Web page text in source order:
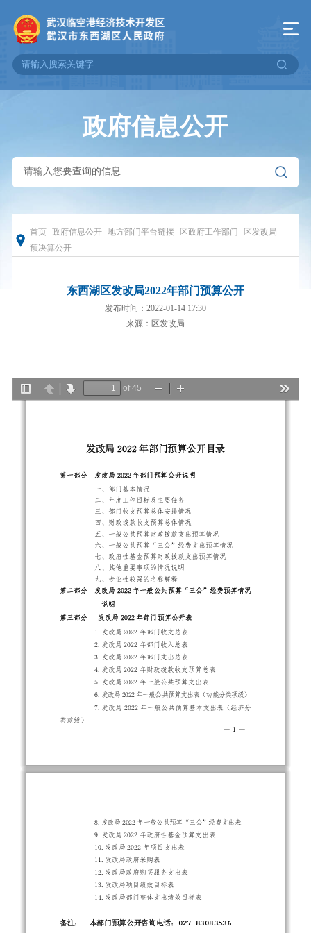
政府信息公开
首页-政府信息公开-地方部门平台链接- 区政府工作部门 - 区发改局 -
预决算公开
东西湖区发改局2022年部门预算公开
发布时间：2022-01-14 17:30
来源：区发改局